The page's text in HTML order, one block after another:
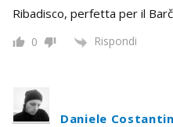
Ribadisco, perfetta per il
0 Rispondi
Daniele